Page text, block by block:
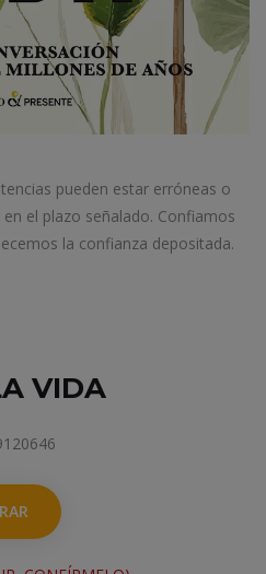
pueden estar erróneas o
el plazo señalado. Confiamos
la confianza depositada.
VIDA